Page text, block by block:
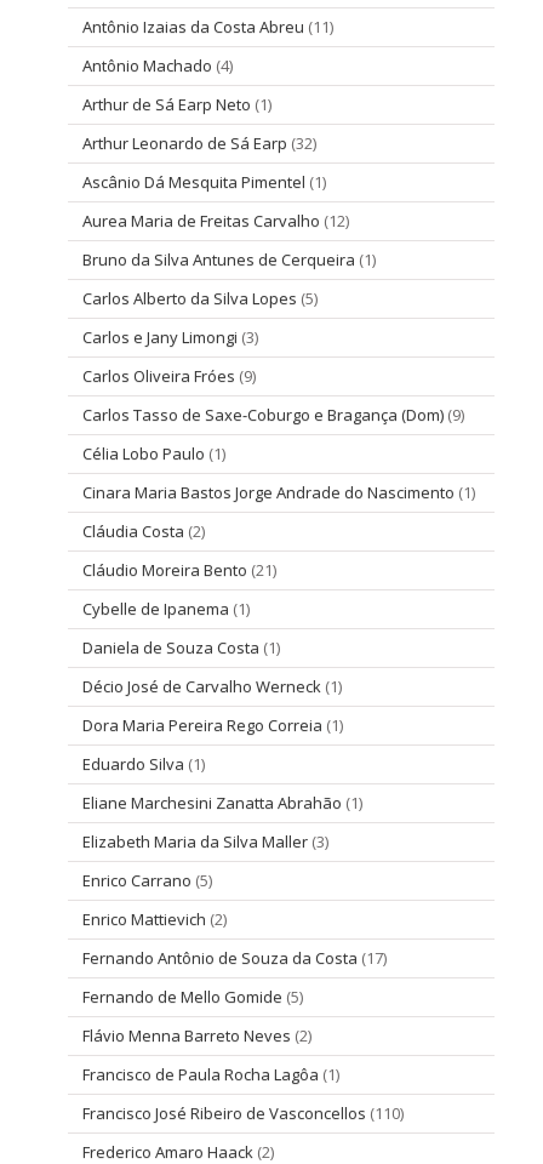
Antônio Izaias da Costa Abreu (11)
Antônio Machado (4)
Arthur de Sá Earp Neto (1)
Arthur Leonardo de Sá Earp (32)
Ascânio Dá Mesquita Pimentel (1)
Aurea Maria de Freitas Carvalho (12)
Bruno da Silva Antunes de Cerqueira (1)
Carlos Alberto da Silva Lopes (5)
Carlos e Jany Limongi (3)
Carlos Oliveira Fróes (9)
Carlos Tasso de Saxe-Coburgo e Bragança (Dom) (9)
Célia Lobo Paulo (1)
Cinara Maria Bastos Jorge Andrade do Nascimento (1)
Cláudia Costa (2)
Cláudio Moreira Bento (21)
Cybelle de Ipanema (1)
Daniela de Souza Costa (1)
Décio José de Carvalho Werneck (1)
Dora Maria Pereira Rego Correia (1)
Eduardo Silva (1)
Eliane Marchesini Zanatta Abrahão (1)
Elizabeth Maria da Silva Maller (3)
Enrico Carrano (5)
Enrico Mattievich (2)
Fernando Antônio de Souza da Costa (17)
Fernando de Mello Gomide (5)
Flávio Menna Barreto Neves (2)
Francisco de Paula Rocha Lagôa (1)
Francisco José Ribeiro de Vasconcellos (110)
Frederico Amaro Haack (2)